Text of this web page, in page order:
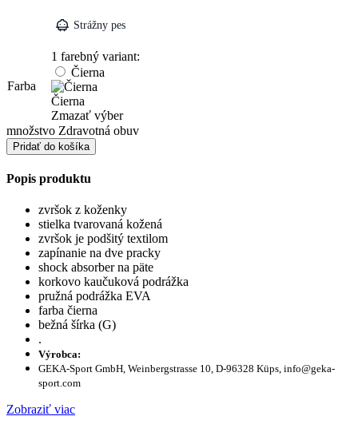
Strážny pes
Farba
1 farebný variant:
Čierna
Čierna
Zmazať výber
množstvo Zdravotná obuv
Pridať do košíka
Popis produktu
zvršok z koženky
stielka tvarovaná kožená
zvršok je podšitý textilom
zapínanie na dve pracky
shock absorber na päte
korkovo kaučuková podrážka
pružná podrážka EVA
farba čierna
bežná šírka (G)
.
Výrobca:
GEKA-Sport GmbH, Weinbergstrasse 10, D-96328 Küps, info@geka-
sport.com
Zobraziť viac